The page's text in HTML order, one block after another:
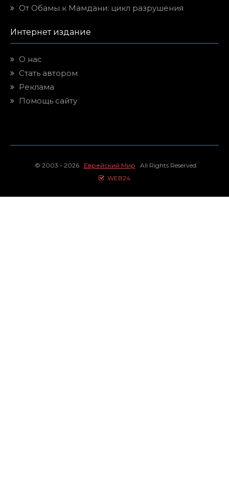
От Обамы к Мамдани: цикл разрушения
Интернет издание
О нас
Стать автором
Реклама
Помощь сайту
© 2003 - 2026 Еврейский Мир All Rights Reserved.
WEB24